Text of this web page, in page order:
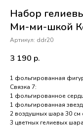
Набор
Ми-ми-шкой
Артикул: ddr20
3 190 р.
1 фольгированная
Связка 7:
1 фольгированное
1 фольгированная
2 воздушных шара 30 см
3 цветных гелиевых